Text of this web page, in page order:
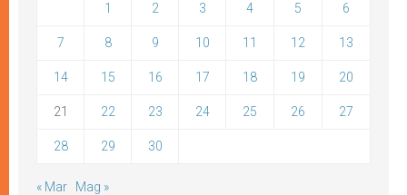
1 2 3 4 5 6
7 8 9 10 11 12 13
14 15 16 17 18 19 20
21 22 23 24 25 26 27
28 29 30
« Mar Mag »